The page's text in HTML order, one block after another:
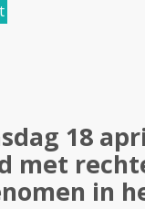
18
met
in